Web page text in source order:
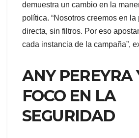
demuestra un cambio en la
política. “Nosotros creemos en
directa, sin filtros. Por eso
cada instancia de la campaña”,
ANY PEREYRA
FOCO EN LA
SEGURIDAD